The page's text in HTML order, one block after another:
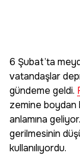
6 Şubat’ta
vatandaşlar
gündeme geldi.
zemine boydan
anlamına
gerilmesinin
kullanılıyordu.